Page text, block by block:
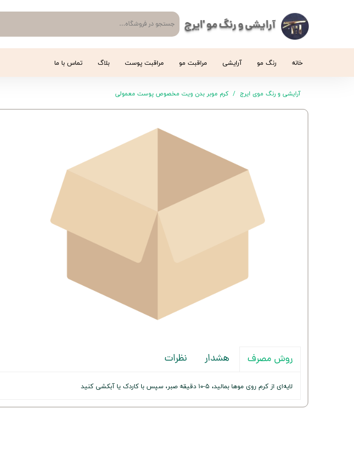
آرایشی و رنگ مو 'ایرج
خانه رنگ مو آرایشی مراقبت مو مراقبت پوست بلاگ تماس با ما
آرایشی و رنگ موی ایرج کرم موبر بدن ویت مخصوص پوست معمولی
روش مصرف هشدار نظرات
لایه‌ای از کرم روی موها بمالید، ۵-۱۰ دقیقه صبر، سپس با کاردک یا آبکشی کنید